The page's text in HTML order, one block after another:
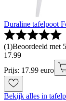
Duraline tafelpoot
(1)Beoordeeld met
17.99
Prijs: 17.99 euro
Bekijk alles in